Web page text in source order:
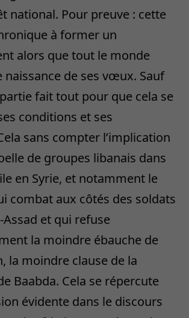
national. Pour preuve : cette
à former un
alors que tout le monde
naissance de ses vœux. Sauf
fait tout pour que cela se
conditions et ses
sans compter l’implication
de groupes libanais dans
en Syrie, et notamment le
combat aux côtés des soldats
Assad et qui refuse
la moindre ébauche de
la moindre clause de la
Baabda. Cela se répercute
évidente dans le discours